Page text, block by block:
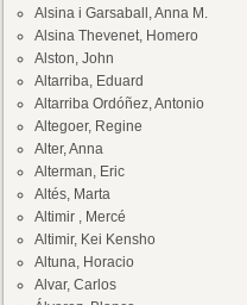
Alsina i Garsaball, Anna M.
Alsina Thevenet, Homero
Alston, John
Altarriba, Eduard
Altarriba Ordóñez, Antonio
Altegoer, Regine
Alter, Anna
Alterman, Eric
Altés, Marta
Altimir , Mercé
Altimir, Kei Kensho
Altuna, Horacio
Alvar, Carlos